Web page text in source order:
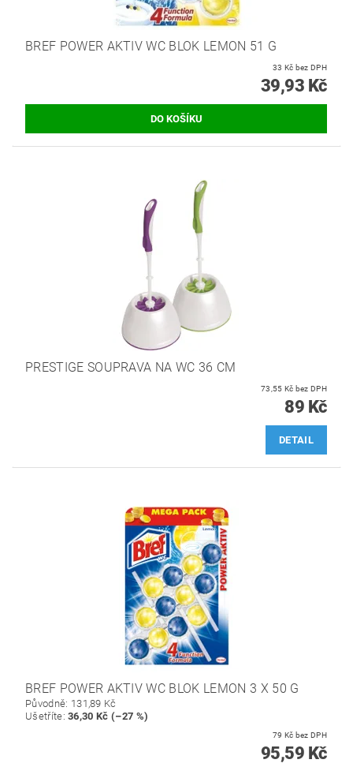
BREF POWER AKTIV WC BLOK LEMON 51 G
33 Kč bez DPH
39,93 Kč
PRESTIGE SOUPRAVA NA WC 36 CM
73,55 Kč bez DPH
89 Kč
DETAIL
BREF POWER AKTIV WC BLOK LEMON 3 X 50 G
Původně: 131,89 Kč
Ušetříte:36,30 Kč (–27 %)
79 Kč bez DPH
95,59 Kč